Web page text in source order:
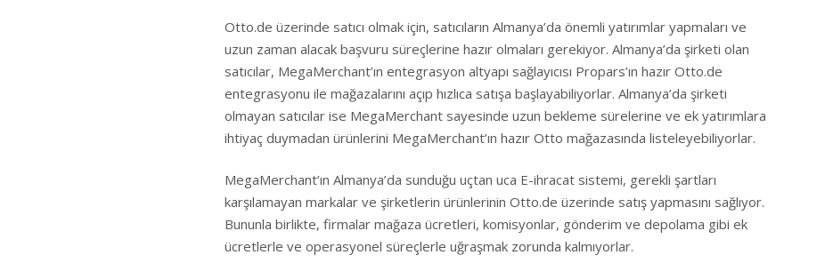
Otto.de üzerinde satıcı olmak için, satıcıların Almanya’da önemli yatırımlar yapmaları ve
uzun zaman alacak başvuru süreçlerine hazır olmaları gerekiyor. Almanya’da şirketi olan
satıcılar, MegaMerchant’ın entegrasyon altyapı sağlayıcısı Propars’ın hazır Otto.de
entegrasyonu ile mağazalarını açıp hızlıca satışa başlayabiliyorlar. Almanya’da şirketi
olmayan satıcılar ise MegaMerchant sayesinde uzun bekleme sürelerine ve ek yatırımlara
ihtiyaç duymadan ürünlerini MegaMerchant’ın hazır Otto mağazasında listeleyebiliyorlar.
MegaMerchant’ın Almanya’da sunduğu uçtan uca E-ihracat sistemi, gerekli şartları
karşılamayan markalar ve şirketlerin ürünlerinin Otto.de üzerinde satış yapmasını sağlıyor.
Bununla birlikte, firmalar mağaza ücretleri, komisyonlar, gönderim ve depolama gibi ek
ücretlerle ve operasyonel süreçlerle uğraşmak zorunda kalmıyorlar.